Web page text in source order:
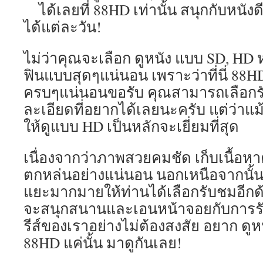
ได้เลยที่ 88HD เท่านั้น สนุกกับหนั
ได้แต่ละวัน!
ไม่ว่าคุณจะเลือก ดูหนัง แบบ SD, HD
ฟินแบบสุดๆแน่นอน เพราะว่าที่นี่
ครบๆแน่นอนขอรับ คุณสามารถเลือ
ละเอียดที่อยากได้เลยนะครับ แต่ว่า
ให้ดูแบบ HD เป็นหลักจะเยี่ยมที่สุด
เนื่องจากว่าภาพสวยคมชัด เก็บเนื้อ
ตกหล่นอย่างแน่นอน นอกเหนือจากนั้
แยะมากมายให้ท่านได้เลือกรับชมอีก
จะสนุกสนานและเอนหน้าจอยกับกา
รีส์ของเราอย่างไม่ต้องสงสัย อยาก
88HD แค่นั้น มาดูกันเลย!